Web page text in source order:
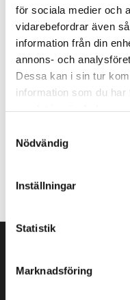
för sociala medier och
vidarebefordrar även
information från din
annons- och
Dessa kan i sin tur
information som du
Nödvändig
Inställningar
Statistik
Marknadsföring
Nyhetsbrev
Prenumerera gärna
Press
Tajt deadline? Här
+46
Stockholm